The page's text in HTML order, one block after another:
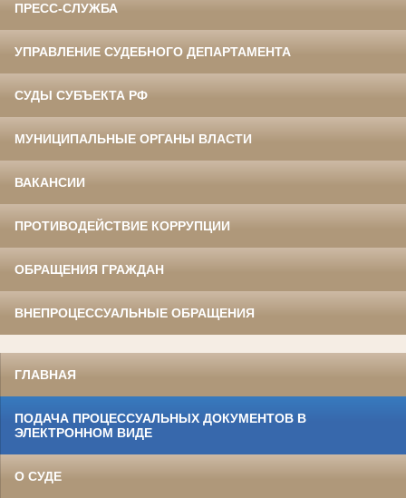
ПРЕСС-СЛУЖБА
УПРАВЛЕНИЕ СУДЕБНОГО ДЕПАРТАМЕНТА
СУДЫ СУБЪЕКТА РФ
МУНИЦИПАЛЬНЫЕ ОРГАНЫ ВЛАСТИ
ВАКАНСИИ
ПРОТИВОДЕЙСТВИЕ КОРРУПЦИИ
ОБРАЩЕНИЯ ГРАЖДАН
ВНЕПРОЦЕССУАЛЬНЫЕ ОБРАЩЕНИЯ
ГЛАВНАЯ
ПОДАЧА ПРОЦЕССУАЛЬНЫХ ДОКУМЕНТОВ В
ЭЛЕКТРОННОМ ВИДЕ
О СУДЕ